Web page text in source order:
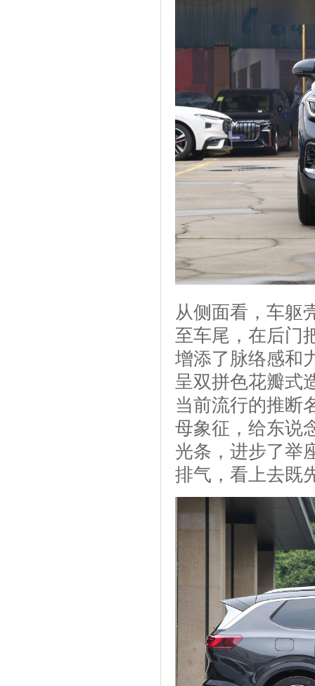
从侧面看，车躯
至车尾，在后门
增添了脉络感和
呈双拼色花瓣式
当前流行的推断
母象征，给东说
光条，进步了举
排气，看上去既